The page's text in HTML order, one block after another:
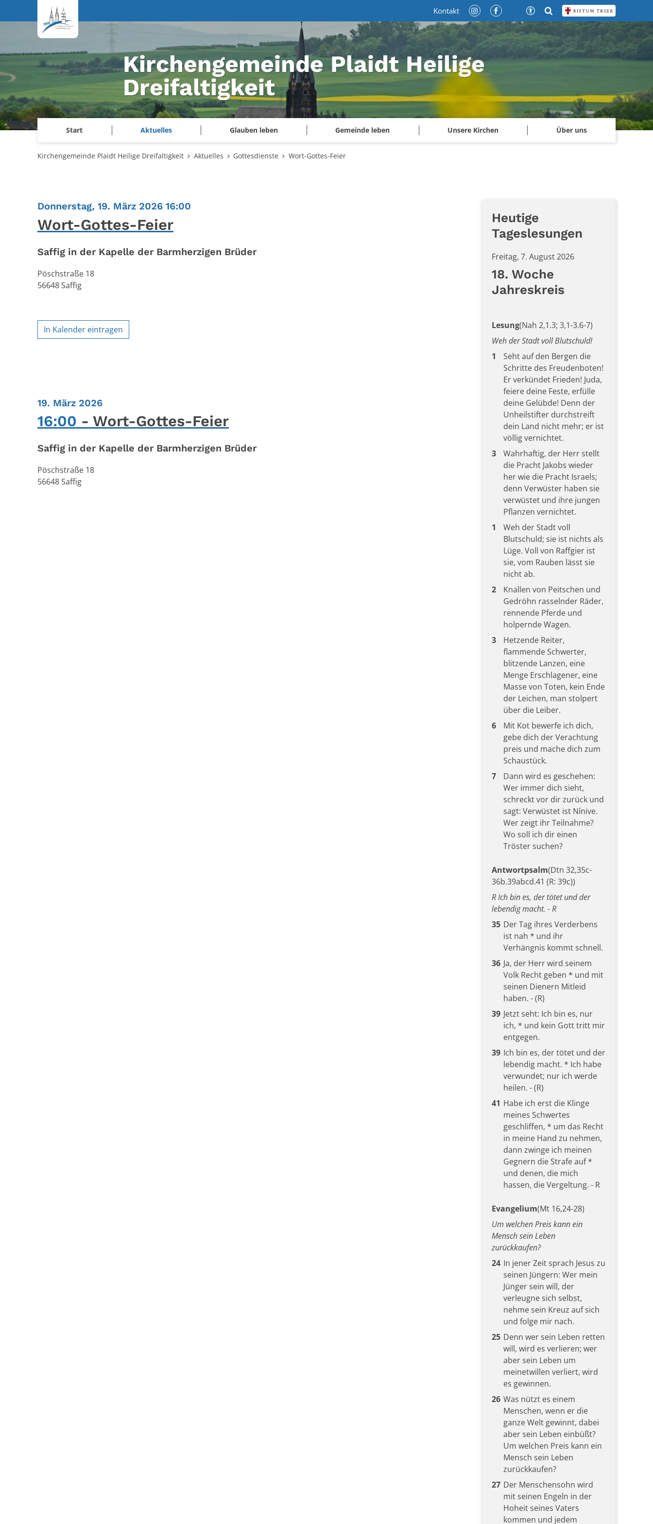
Zum Inhalt springen
Kirchengemeinde Plaidt Heilige
Dreifaltigkeit
Start Aktuelles Glauben leben Gemeinde leben Unsere Kirchen Über uns
Kontakt
Kirchengemeinde Plaidt Heilige Dreifaltigkeit Aktuelles Gottesdienste Wort-Gottes-Feier
Donnerstag, 19. März 2026 16:00
Wort-Gottes-Feier
Saffig in der Kapelle der Barmherzigen Brüder
Pöschstraße 18
56648Saffig
In Kalender eintragen
19. März 2026:
16:00 Wort-Gottes-Feier
Saffig in der Kapelle der Barmherzigen Brüder
Pöschstraße 18
56648Saffig
Heutige
Tageslesungen
Freitag, 7. August 2026
18. Woche
Jahreskreis
Lesung(Nah 2,1.3; 3,1-3.6-7)
Weh der Stadt voll Blutschuld!
1
Seht auf den Bergen die
Schritte des Freudenboten!
Er verkündet Frieden! Juda,
feiere deine Feste, erfülle
deine Gelübde! Denn der
Unheilstifter durchstreift
dein Land nicht mehr; er ist
völlig vernichtet.
3
Wahrhaftig, der Herr stellt
die Pracht Jakobs wieder
her wie die Pracht Israels;
denn Verwüster haben sie
verwüstet und ihre jungen
Pflanzen vernichtet.
1
Weh der Stadt voll
Blutschuld; sie ist nichts als
Lüge. Voll von Raffgier ist
sie, vom Rauben lässt sie
nicht ab.
2
Knallen von Peitschen und
Gedröhn rasselnder Räder,
rennende Pferde und
holpernde Wagen.
3
Hetzende Reiter,
flammende Schwerter,
blitzende Lanzen, eine
Menge Erschlagener, eine
Masse von Toten, kein Ende
der Leichen, man stolpert
über die Leiber.
6
Mit Kot bewerfe ich dich,
gebe dich der Verachtung
preis und mache dich zum
Schaustück.
7
Dann wird es geschehen:
Wer immer dich sieht,
schreckt vor dir zurück und
sagt: Verwüstet ist Nínive.
Wer zeigt ihr Teilnahme?
Wo soll ich dir einen
Tröster suchen?
Antwortpsalm(Dtn 32,35c-
36b.39abcd.41 (R: 39c))
R Ich bin es, der tötet und der
lebendig macht. - R
35 Der Tag ihres Verderbens
ist nah * und ihr
Verhängnis kommt schnell.
36 Ja, der Herr wird seinem
Volk Recht geben * und mit
seinen Dienern Mitleid
haben. - (R)
39 Jetzt seht: Ich bin es, nur
ich, * und kein Gott tritt mir
entgegen.
39 Ich bin es, der tötet und der
lebendig macht. * Ich habe
verwundet; nur ich werde
heilen. - (R)
41 Habe ich erst die Klinge
meines Schwertes
geschliffen, * um das Recht
in meine Hand zu nehmen,
dann zwinge ich meinen
Gegnern die Strafe auf *
und denen, die mich
hassen, die Vergeltung. - R
Evangelium(Mt 16,24-28)
Um welchen Preis kann ein
Mensch sein Leben
zurückkaufen?
24 In jener Zeit sprach Jesus zu
seinen Jüngern: Wer mein
Jünger sein will, der
verleugne sich selbst,
nehme sein Kreuz auf sich
und folge mir nach.
25 Denn wer sein Leben retten
will, wird es verlieren; wer
aber sein Leben um
meinetwillen verliert, wird
es gewinnen.
26 Was nützt es einem
Menschen, wenn er die
ganze Welt gewinnt, dabei
aber sein Leben einbüßt?
Um welchen Preis kann ein
Mensch sein Leben
zurückkaufen?
27 Der Menschensohn wird
mit seinen Engeln in der
Hoheit seines Vaters
kommen und jedem